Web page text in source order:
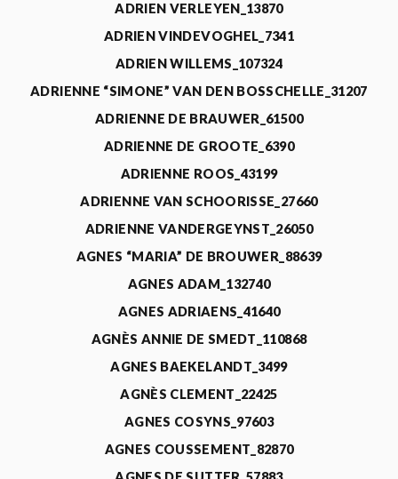
ADRIEN VERLEYEN_13870
ADRIEN VINDEVOGHEL_7341
ADRIEN WILLEMS_107324
ADRIENNE “SIMONE” VAN DEN BOSSCHELLE_31207
ADRIENNE DE BRAUWER_61500
ADRIENNE DE GROOTE_6390
ADRIENNE ROOS_43199
ADRIENNE VAN SCHOORISSE_27660
ADRIENNE VANDERGEYNST_26050
AGNES “MARIA” DE BROUWER_88639
AGNES ADAM_132740
AGNES ADRIAENS_41640
AGNÈS ANNIE DE SMEDT_110868
AGNES BAEKELANDT_3499
AGNÈS CLEMENT_22425
AGNES COSYNS_97603
AGNES COUSSEMENT_82870